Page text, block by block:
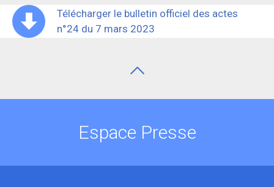
Télécharger le bulletin officiel des actes
n°24 du 7 mars 2023
Espace Presse